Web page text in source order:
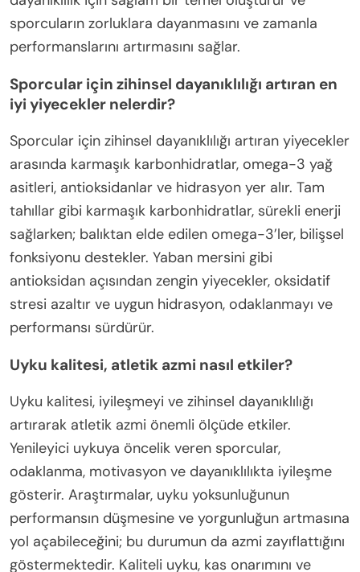
sporcuların zorluklara dayanmasını ve zamanla
performanslarını artırmasını sağlar.
Sporcular için zihinsel dayanıklılığı artıran en
iyi yiyecekler nelerdir?
Sporcular için zihinsel dayanıklılığı artıran yiyecekler
arasında karmaşık karbonhidratlar, omega-3 yağ
asitleri, antioksidanlar ve hidrasyon yer alır. Tam
tahıllar gibi karmaşık karbonhidratlar, sürekli enerji
sağlarken; balıktan elde edilen omega-3’ler, bilişsel
fonksiyonu destekler. Yaban mersini gibi
antioksidan açısından zengin yiyecekler, oksidatif
stresi azaltır ve uygun hidrasyon, odaklanmayı ve
performansı sürdürür.
Uyku kalitesi, atletik azmi nasıl etkiler?
Uyku kalitesi, iyileşmeyi ve zihinsel dayanıklılığı
artırarak atletik azmi önemli ölçüde etkiler.
Yenileyici uykuya öncelik veren sporcular,
odaklanma, motivasyon ve dayanıklılıkta iyileşme
gösterir. Araştırmalar, uyku yoksunluğunun
performansın düşmesine ve yorgunluğun artmasına
yol açabileceğini; bu durumun da azmi zayıflattığını
göstermektedir. Kaliteli uyku, kas onarımını ve